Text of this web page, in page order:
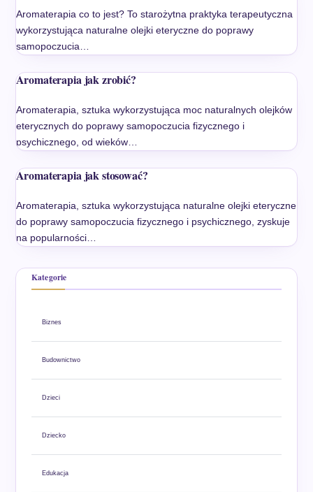
Aromaterapia co to jest? To starożytna praktyka terapeutyczna
wykorzystująca naturalne olejki eteryczne do poprawy
samopoczucia…
Aromaterapia jak zrobić?
Aromaterapia, sztuka wykorzystująca moc naturalnych olejków
eterycznych do poprawy samopoczucia fizycznego i
psychicznego, od wieków…
Aromaterapia jak stosować?
Aromaterapia, sztuka wykorzystująca naturalne olejki eteryczne
do poprawy samopoczucia fizycznego i psychicznego, zyskuje
na popularności…
Kategorie
Biznes
Budownictwo
Dzieci
Dziecko
Edukacja